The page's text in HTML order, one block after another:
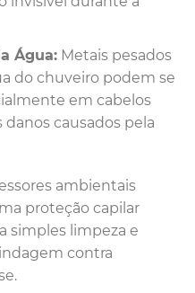
Água:Metais pesados
do chuveiro podem se
em cabelos
danos causados pela
ambientais
proteção capilar
simples limpeza e
contra